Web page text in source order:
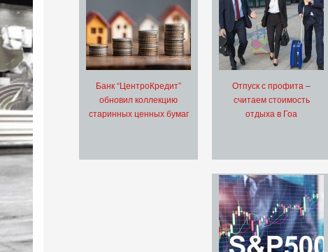
Банк “ЦентроКредит”
обновил коллекцию
старинных ценных бумаг
Отпуск с профита –
считаем стоимость
отдыха в Гоа